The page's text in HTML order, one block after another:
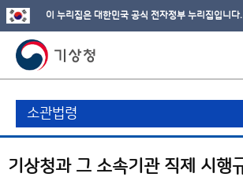
이 누리집은 대한민국 공식 전자정부 누리집입니다.
소관법령